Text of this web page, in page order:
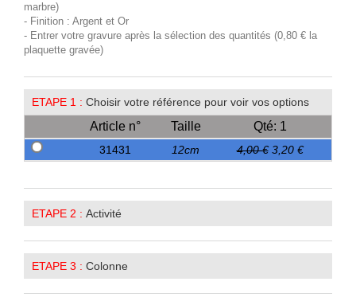
marbre)
- Finition : Argent et Or
- Entrer votre gravure après la sélection des quantités (0,80 € la
plaquette gravée)
ETAPE 1 : Choisir votre référence pour voir vos options
Article n° Taille Qté: 1
31431 12cm 4,00 € 3,20 €
ETAPE 2 : Activité
ETAPE 3 : Colonne